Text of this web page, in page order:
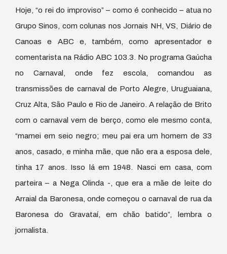
Hoje, “o rei do improviso” – como é conhecido – atua no
Grupo Sinos, com colunas nos Jornais NH, VS, Diário de
Canoas e ABC e, também, como apresentador e
comentarista na Rádio ABC 103.3. No programa Gaúcha
no Carnaval, onde fez escola, comandou as
transmissões de carnaval de Porto Alegre, Uruguaiana,
Cruz Alta, São Paulo e Rio de Janeiro. A relação de Brito
com o carnaval vem de berço, como ele mesmo conta,
“mamei em seio negro; meu pai era um homem de 33
anos, casado, e minha mãe, que não era a esposa dele,
tinha 17 anos. Isso lá em 1948. Nasci em casa, com
parteira – a Nega Olinda -, que era a mãe de leite do
Arraial da Baronesa, onde começou o carnaval de rua da
Baronesa do Gravataí, em chão batido”, lembra o
jornalista.